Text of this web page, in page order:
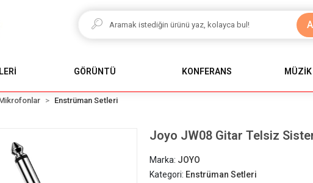
GÖRÜNTÜ KONFERANS MÜZİK
Enstrüman Setleri
Joyo JW08 Gitar Telsiz
Marka: JOYO
Kategori: Enstrüman Setleri